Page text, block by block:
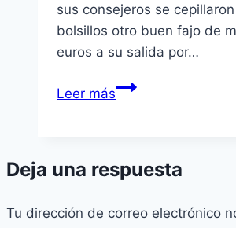
sus consejeros se
bolsillos otro buen fajo de
euros a su salida por…
Leer másMoral
Deja una respuesta
Tu dirección de correo electrónico